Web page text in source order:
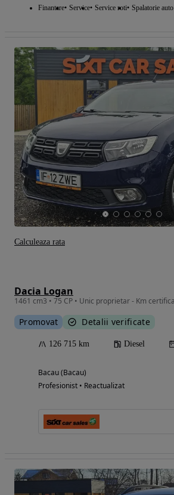
Finantare Service Service roti Spalatorie auto
Dacia Logan
Promovat Detalii verificate
126 715 km Diesel
Bacau (Bacau)
Profesionist • Reactualizat
Calculeaza rata